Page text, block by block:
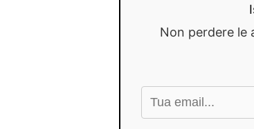
Non perdere le